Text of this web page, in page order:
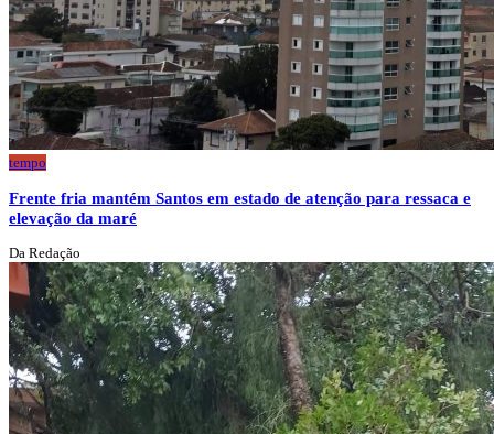
tempo
Frente fria mantém Santos em estado de atenção para ressaca e
elevação da maré
Da Redação